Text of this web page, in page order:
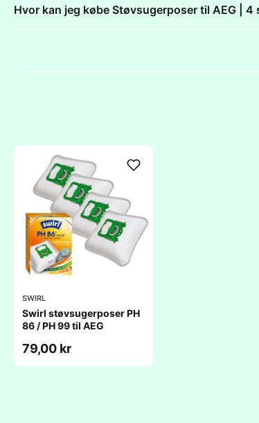
Hvor kan jeg købe Støvsugerposer til AEG | 4
SWIRL
Swirl støvsugerposer PH
86 / PH 99 til AEG
79,00 kr